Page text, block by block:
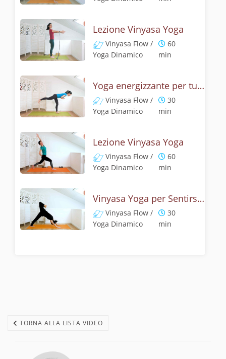
Lezione Vinyasa Yoga
Vinyasa Flow /
Yoga Dinamico
60
min
Yoga energizzante per tutto il corpo - Senza polsi
Vinyasa Flow /
Yoga Dinamico
30
min
Lezione Vinyasa Yoga
Vinyasa Flow /
Yoga Dinamico
60
min
Vinyasa Yoga per Sentirsi Bene
Vinyasa Flow /
Yoga Dinamico
30
min
TORNA ALLA LISTA VIDEO